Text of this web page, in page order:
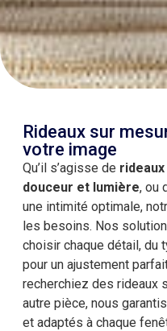
Rideaux sur
votre image
Qu’il s’agisse de
douceur et lumière, ou
une intimité optimale,
les besoins. Nos
choisir chaque détail, du
pour un ajustement
recherchiez des rideaux
autre pièce, nous
et adaptés à chaque